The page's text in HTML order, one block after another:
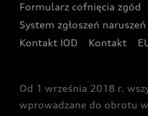
Ubezpieczenie
Audi exclusive
Audi i Puchar Świata w
Zakopanem
Formularz cofnięcia zgód
System zgłoszeń naruszeń
Kontakt IOD
Kontakt
Od 1 września 2018 r.
wprowadzane do obrotu